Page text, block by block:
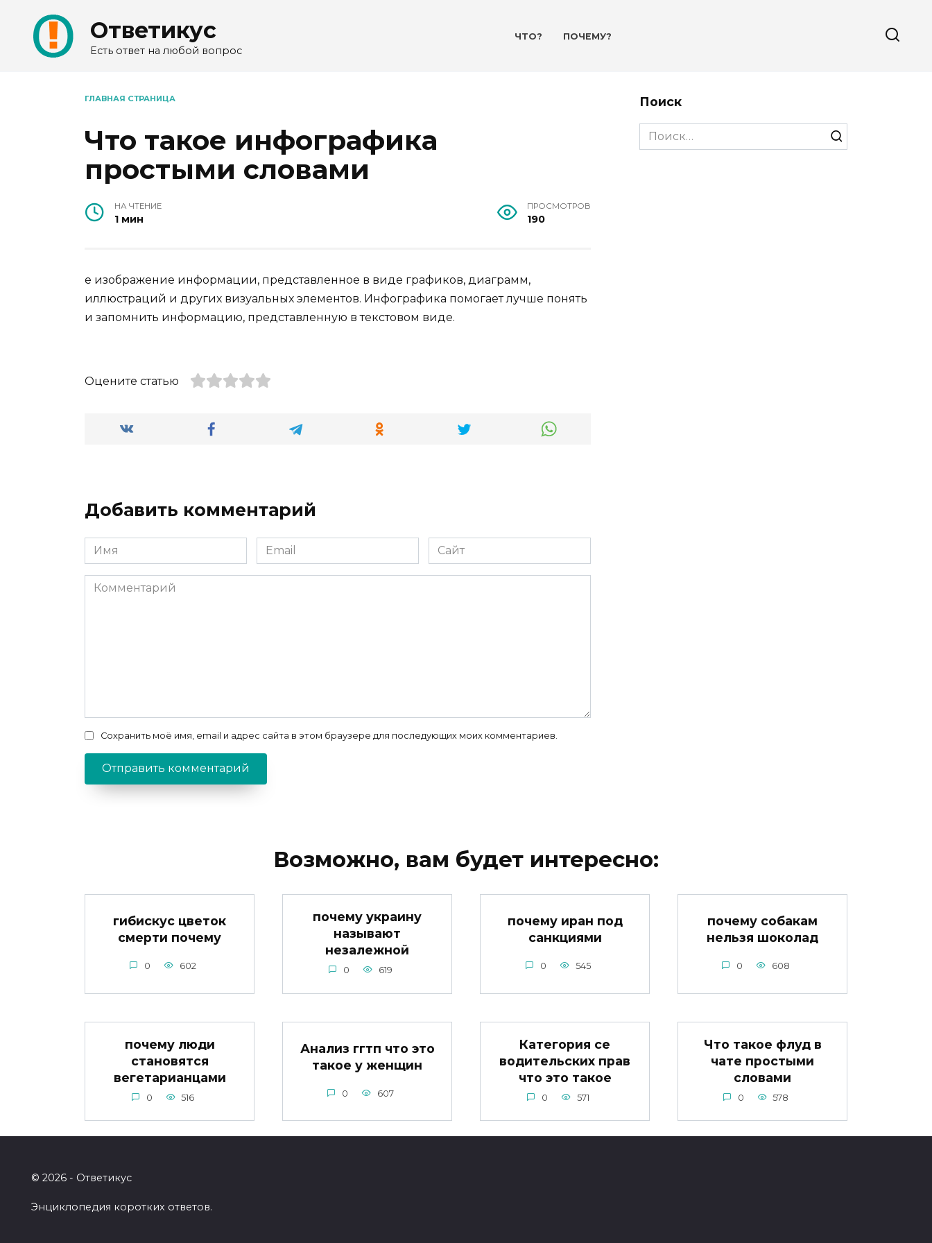
содержанию
Ответикус
Есть ответ на любой вопрос
ЧТО? ПОЧЕМУ?
ГЛАВНАЯ СТРАНИЦА
Что такое инфографика
простыми словами
НА ЧТЕНИЕ
1 мин
ПРОСМОТРОВ
190
е изображение информации, представленное в виде графиков, диаграмм,
иллюстраций и других визуальных элементов. Инфографика помогает лучше понять
и запомнить информацию, представленную в текстовом виде.
Оцените статью
Добавить комментарий
Имя
*
Email
*
Сайт
Комментарий
Сохранить моё имя, email и адрес сайта в этом браузере для последующих моих комментариев.
Поиск
Search
for:
Возможно, вам будет интересно:
гибискус цветок
смерти почему
0 602
почему украину
называют
незалежной
0 619
почему иран под
санкциями
0 545
почему собакам
нельзя шоколад
0 608
почему люди
становятся
вегетарианцами
0 516
Анализ ггтп что это
такое у женщин
0 607
Категория се
водительских прав
что это такое
0 571
Что такое флуд в
чате простыми
словами
0 578
© 2026 - Ответикус
Энциклопедия коротких ответов.